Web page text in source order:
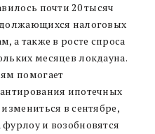
почти 20 тысяч
налоговых
а также в росте спроса
месяцев локдауна.
помогает
ипотечных
в сентябре,
и возобновятся